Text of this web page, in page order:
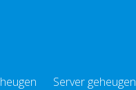
Server geheugen